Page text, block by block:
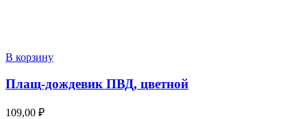
В корзину
Плащ-дождевик ПВД, цветной
109,00 ₽